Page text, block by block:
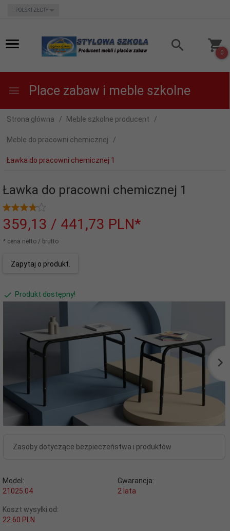
currency_h
POLSKI ZŁOTY
0
Place zabaw i meble szkolne
Strona główna Meble szkolne producent
Meble do pracowni chemicznej
Ławka do pracowni chemicznej 1
Ławka do pracowni chemicznej 1
359,13 / 441,73 PLN*
* cena netto / brutto
Zapytaj o produkt.
Produkt dostępny!
Zasoby dotyczące bezpieczeństwa i produktów
Model:
21025.04
Gwarancja:
2 lata
Koszt wysyłki od:
22.60 PLN